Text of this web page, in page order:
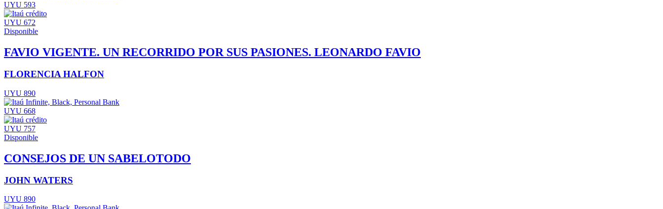
UYU 593
UYU 672
Disponible
FAVIO VIGENTE. UN RECORRIDO POR SUS PASIONES. LEONARDO FAVIO
FLORENCIA HALFON
UYU 890
UYU 668
UYU 757
Disponible
CONSEJOS DE UN SABELOTODO
JOHN WATERS
UYU 890